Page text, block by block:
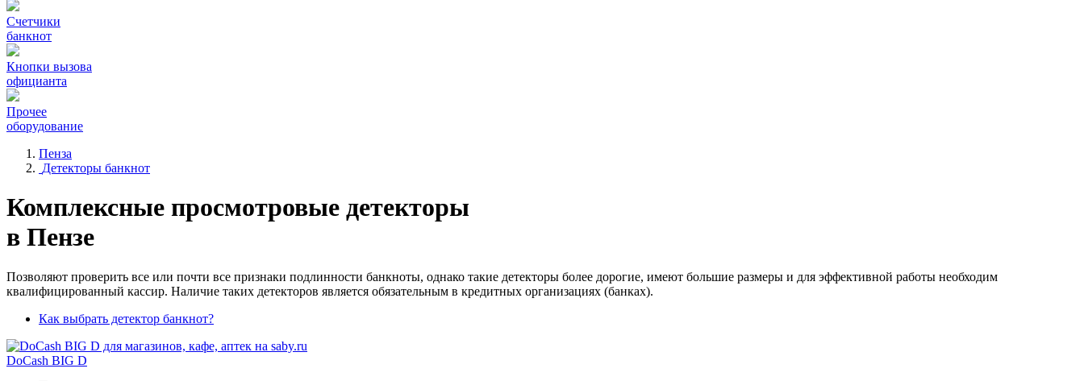
Счетчики
банкнот
Кнопки вызова
официанта
Прочее
оборудование
Пенза
Детекторы банкнот
Комплексные просмотровые детекторы
в Пензе
Позволяют проверить все или почти все признаки подлинности банкноты, однако такие детекторы более дорогие, имеют большие размеры и для эффективной работы необходим
квалифицированный кассир. Наличие таких детекторов является обязательным в кредитных организациях (банках).
Как выбрать детектор банкнот?
DoCash BIG D